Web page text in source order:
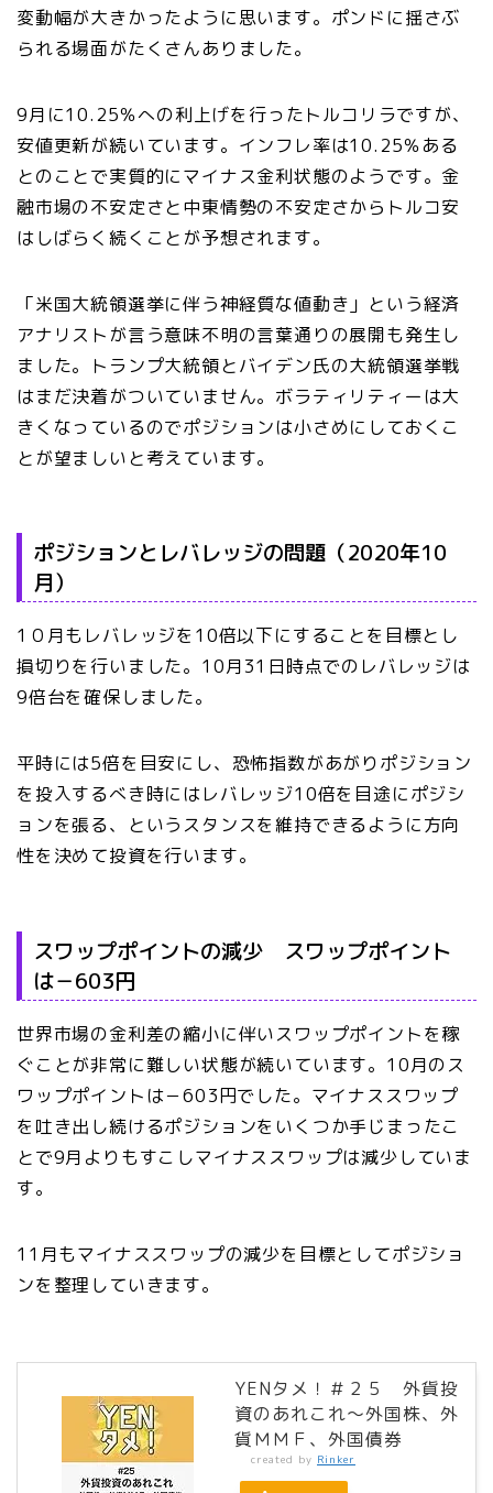
変動幅が大きかったように思います。ポンドに揺さぶ
られる場面がたくさんありました。
9月に10.25％への利上げを行ったトルコリラですが、
安値更新が続いています。インフレ率は10.25％ある
とのことで実質的にマイナス金利状態のようです。金
融市場の不安定さと中東情勢の不安定さからトルコ安
はしばらく続くことが予想されます。
「米国大統領選挙に伴う神経質な値動き」という経済
アナリストが言う意味不明の言葉通りの展開も発生し
ました。トランプ大統領とバイデン氏の大統領選挙戦
はまだ決着がついていません。ボラティリティーは大
きくなっているのでポジションは小さめにしておくこ
とが望ましいと考えています。
ポジションとレバレッジの問題（2020年10
月）
1０月もレバレッジを10倍以下にすることを目標とし
損切りを行いました。10月31日時点でのレバレッジは
9倍台を確保しました。
平時には5倍を目安にし、恐怖指数があがりポジション
を投入するべき時にはレバレッジ10倍を目途にポジシ
ョンを張る、というスタンスを維持できるように方向
性を決めて投資を行います。
スワップポイントの減少 スワップポイント
は－603円
世界市場の金利差の縮小に伴いスワップポイントを稼
ぐことが非常に難しい状態が続いています。10月のス
ワップポイントは－603円でした。マイナススワップ
を吐き出し続けるポジションをいくつか手じまったこ
とで9月よりもすこしマイナススワップは減少していま
す。
11月もマイナススワップの減少を目標としてポジショ
ンを整理していきます。
YENタメ！＃２５ 外貨投
資のあれこれ～外国株、外
貨ＭＭＦ、外国債券
created by Rinker